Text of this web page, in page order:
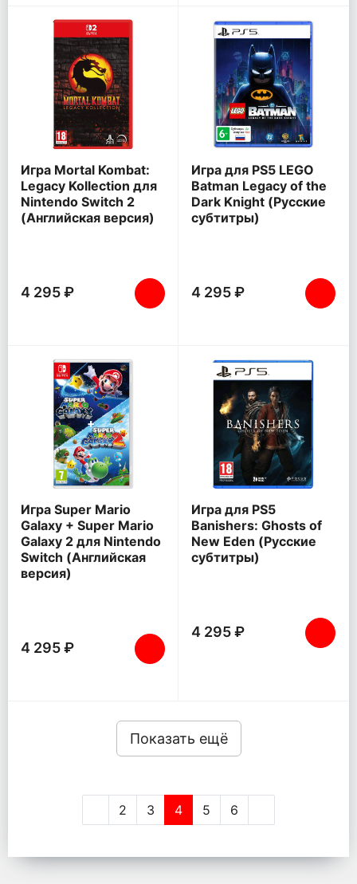
Игра Mortal Kombat:
Legacy Kollection для
Nintendo Switch 2
(Английская версия)
4 295 ₽
Игра для PS5 LEGO
Batman Legacy of the
Dark Knight (Русские
субтитры)
4 295 ₽
Игра Super Mario
Galaxy + Super Mario
Galaxy 2 для Nintendo
Switch (Английская
версия)
4 295 ₽
Игра для PS5
Banishers: Ghosts of
New Eden (Русские
субтитры)
4 295 ₽
Показать ещё
2 3 4 5 6